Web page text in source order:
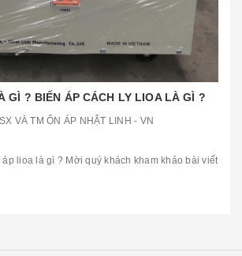
GÌ ? BIẾN ÁP CÁCH LY LIOA LÀ GÌ ?
VÀ TM ỔN ÁP NHẬT LINH - VN
áp lioa là gì ? Mời quý khách kham khảo bài viết